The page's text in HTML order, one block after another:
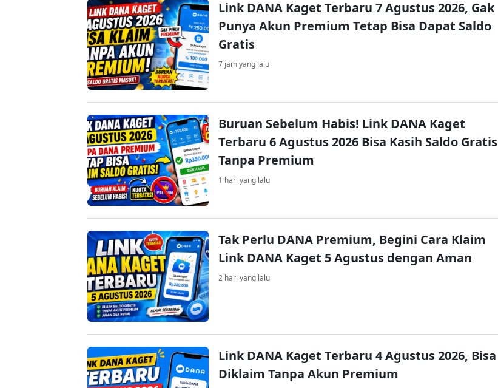
Link DANA Kaget Terbaru 7 Agustus 2026, Gak
Punya Akun Premium Tetap Bisa Dapat Saldo
Gratis
7 jam yang lalu
Buruan Sebelum Habis! Link DANA Kaget
Terbaru 6 Agustus 2026 Bisa Kasih Saldo Gratis
Tanpa Premium
1 hari yang lalu
Tak Perlu DANA Premium, Begini Cara Klaim
Link DANA Kaget 5 Agustus dengan Aman
2 hari yang lalu
Link DANA Kaget Terbaru 4 Agustus 2026, Bisa
Diklaim Tanpa Akun Premium